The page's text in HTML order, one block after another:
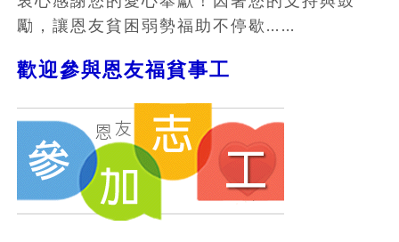
勵，讓恩友貧困弱勢福助不停歇……
歡迎參與恩友福貧事工